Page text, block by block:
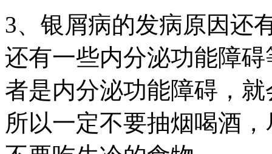
3、银屑病的发病原因还
还有一些内分泌功能障
者是内分泌功能障碍，
所以一定不要抽烟喝酒